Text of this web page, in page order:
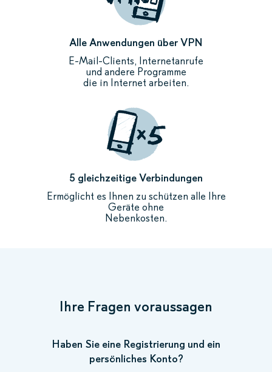
Alle Anwendungen über VPN
E-Mail-Clients, Internetanrufe
und andere Programme
die in Internet arbeiten.
5 gleichzeitige Verbindungen
Ermöglicht es Ihnen zu schützen alle Ihre
Geräte ohne
Nebenkosten.
Ihre Fragen voraussagen
Haben Sie eine Registrierung und ein
persönliches Konto?